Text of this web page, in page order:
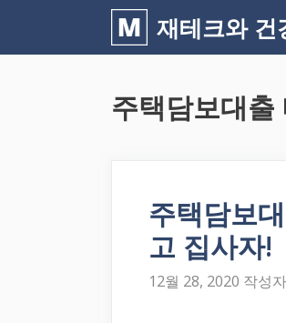
재테크와 건
주택담보대출
주택담보
고 집사자!
12월 28, 2020 작성